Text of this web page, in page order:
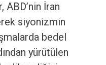
İran
siyonizmin
bedel
yürütülen